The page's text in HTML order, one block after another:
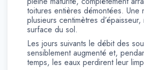
toitures entières démontées. Une
plusieurs centimètres
surface du sol.
Les jours suivants le débit des
sensiblement augmenté et,
temps, les eaux perdirent leur